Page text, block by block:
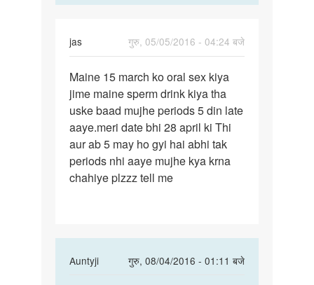
jas
गुरु, 05/05/2016 - 04:24 बजे
Maine
15
march
ko
oral
sex
Maine 15 march ko oral sex kiya
jime maine sperm drink kiya tha
uske baad mujhe periods 5 din late
aaye.meri date bhi 28 april ki Thi
aur ab 5 may ho gyi hai abhi tak
periods nhi aaye mujhe kya krna
chahiye plzzz tell me
Auntyji
गुरु, 08/04/2016 - 01:11 बजे
In